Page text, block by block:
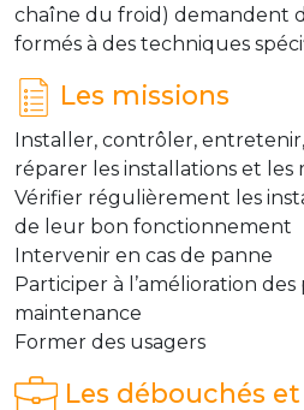
chaîne du froid) demandent
formés à des techniques
Les missions
Installer, contrôler,
réparer les installations et les
Vérifier régulièrement les
de leur bon fonctionnement
Intervenir en cas de panne
Participer à l’amélioration
maintenance
Former des usagers
Les débouchés